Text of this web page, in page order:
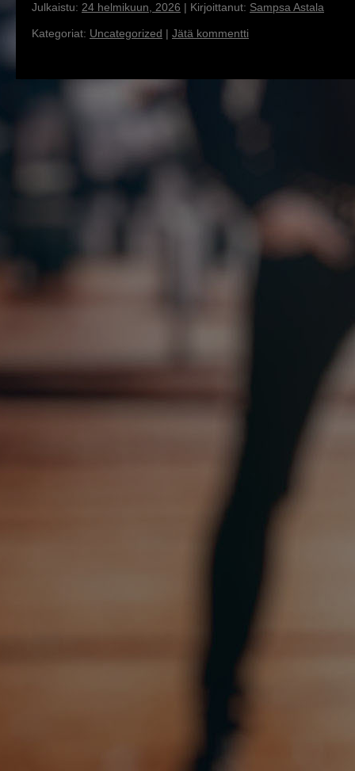
Julkaistu: 24 helmikuun, 2026 | Kirjoittanut: Sampsa Astala
Kategoriat: Uncategorized | Jätä kommentti